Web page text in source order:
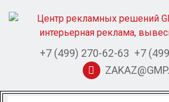
+7 (499) 270-62-63 +7